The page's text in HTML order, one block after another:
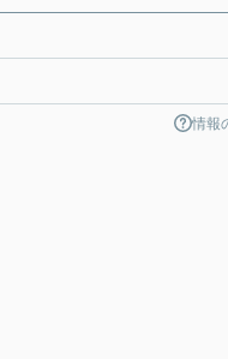
情報